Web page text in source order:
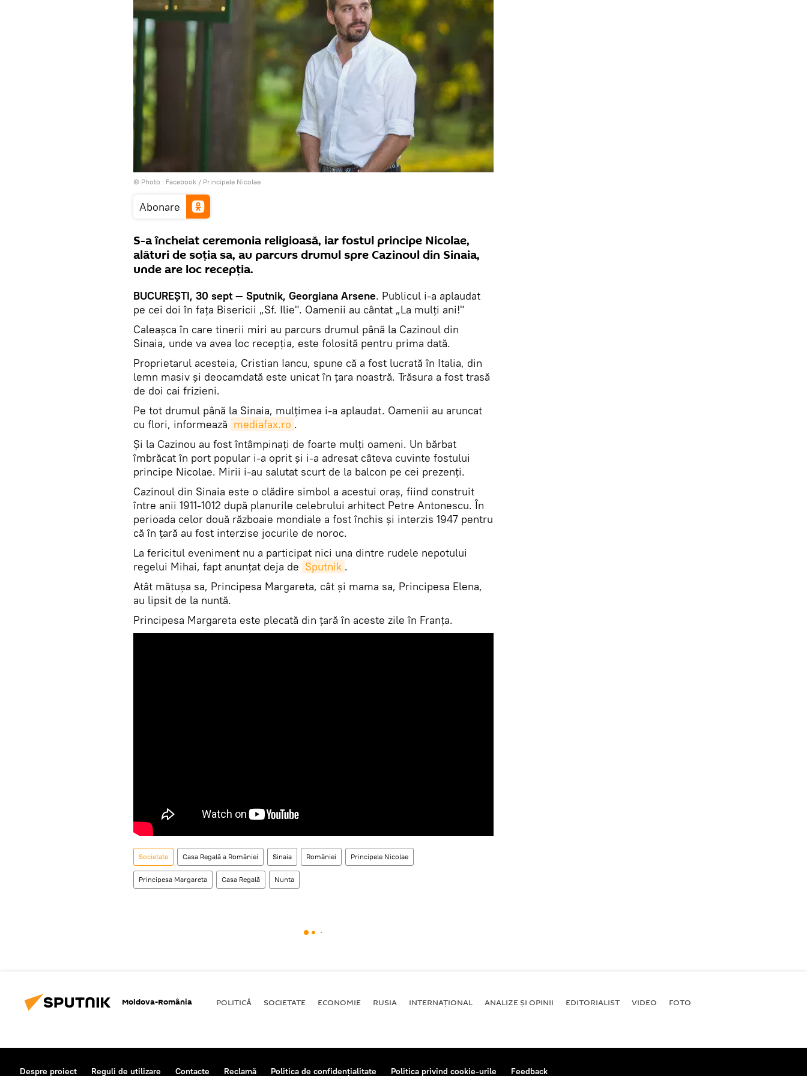
© Photo : Facebook / Principele Nicolae
Abonare
S-a încheiat ceremonia religioasă, iar fostul principe Nicolae,
alături de soţia sa, au parcurs drumul spre Cazinoul din Sinaia,
unde are loc recepţia.
BUCUREŞTI, 30 sept — Sputnik, Georgiana Arsene. Publicul i-a aplaudat
pe cei doi în faţa Bisericii „Sf. Ilie". Oamenii au cântat „La mulţi ani!"
Caleaşca în care tinerii miri au parcurs drumul până la Cazinoul din
Sinaia, unde va avea loc recepţia, este folosită pentru prima dată.
Proprietarul acesteia, Cristian Iancu, spune că a fost lucrată în Italia, din
lemn masiv şi deocamdată este unicat în ţara noastră. Trăsura a fost trasă
de doi cai frizieni.
Pe tot drumul până la Sinaia, mulţimea i-a aplaudat. Oamenii au aruncat
cu flori, informează mediafax.ro .
Şi la Cazinou au fost întâmpinaţi de foarte mulţi oameni. Un bărbat
îmbrăcat în port popular i-a oprit şi i-a adresat câteva cuvinte fostului
principe Nicolae. Mirii i-au salutat scurt de la balcon pe cei prezenţi.
Cazinoul din Sinaia este o clădire simbol a acestui oraş, fiind construit
între anii 1911-1012 după planurile celebrului arhitect Petre Antonescu. În
perioada celor două războaie mondiale a fost închis şi interzis 1947 pentru
că în ţară au fost interzise jocurile de noroc.
La fericitul eveniment nu a participat nici una dintre rudele nepotului
regelui Mihai, fapt anunţat deja de Sputnik .
Atât mătuşa sa, Principesa Margareta, cât şi mama sa, Principesa Elena,
au lipsit de la nuntă.
Principesa Margareta este plecată din ţară în aceste zile în Franţa.
Societate Casa Regală a României Sinaia României Principele Nicolae
Principesa Margareta Casa Regală Nunta
Moldova-România POLITICĂ SOCIETATE ECONOMIE RUSIA INTERNAŢIONAL ANALIZE ȘI OPINII EDITORIALIST VIDEO FOTO
Despre proiect Reguli de utilizare Contacte Reclamă Politica de confidențialitate Politica privind cookie-urile Feedback